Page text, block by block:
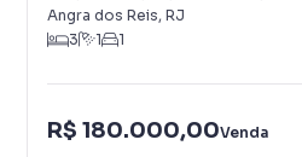
Angra dos Reis, RJ
3
1 1
R$ 180.000,00Venda